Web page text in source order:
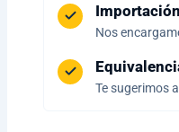
Nos
Te sugerimos